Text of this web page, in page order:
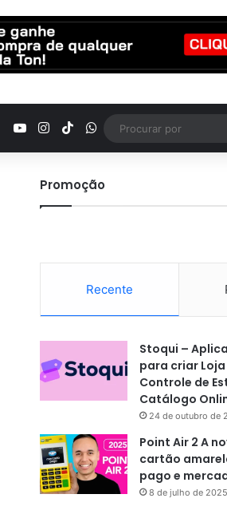
YouTubeInstagram
TikTokWhatsApp
Promoção
Recente
Stoqui –
para criar
Controle de
Catálogo
24 de outubro de
Point Air 2 A
cartão
pago e
8 de julho de 2025